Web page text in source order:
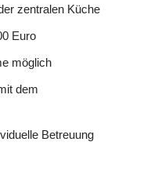
zentralen Küche
Euro
möglich
dem
Betreuung